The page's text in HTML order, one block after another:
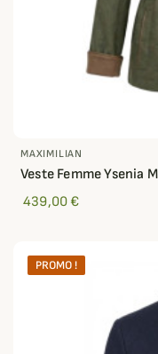
MAXIMILIAN
Veste Femme Ysenia
439,00 €
PROMO !